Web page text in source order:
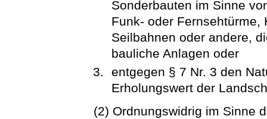
Sonderbauten im Sinne
Funk- oder
Seilbahnen oder andere,
bauliche Anlagen oder
entgegen § 7 Nr. 3 den
Erholungswert der
(2) Ordnungswidrig im Sinne